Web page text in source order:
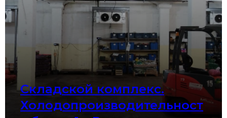
Складской комплекс.
Холодопроизводительност